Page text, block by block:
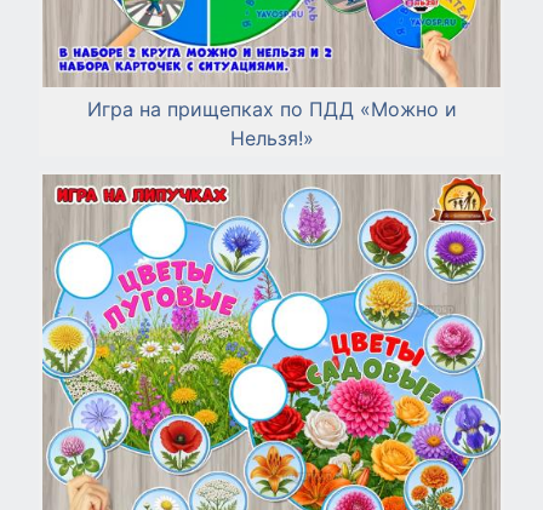
Игра на прищепках по ПДД «Можно и
Нельзя!»